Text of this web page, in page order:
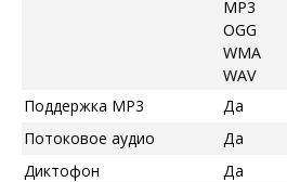
MP3
OGG
WMA
WAV
Поддержка MP3 Да
Потоковое аудио
Да
Диктофон
Да